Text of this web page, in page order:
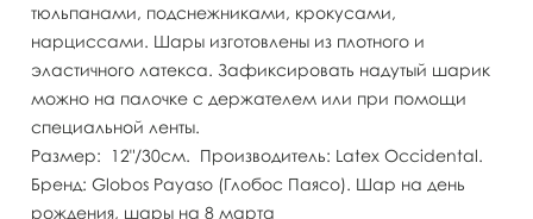
тюльпанами, подснежниками, крокусами,
нарциссами. Шары изготовлены из плотного и
эластичного латекса. Зафиксировать надутый шарик
можно на палочке с держателем или при помощи
специальной ленты.
Размер: 12"/30см. Производитель: Latex Occidental.
Бренд: Globos Payaso (Глобос Паясо). Шар на день
рождения, шары на 8 марта